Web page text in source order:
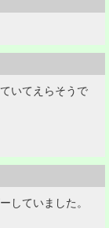
いてえらそうで
していました。